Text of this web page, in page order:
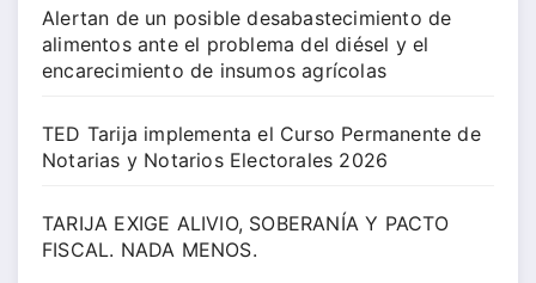
Alertan de un posible desabastecimiento de
alimentos ante el problema del diésel y el
encarecimiento de insumos agrícolas
TED Tarija implementa el Curso Permanente de
Notarias y Notarios Electorales 2026
TARIJA EXIGE ALIVIO, SOBERANÍA Y PACTO
FISCAL. NADA MENOS.